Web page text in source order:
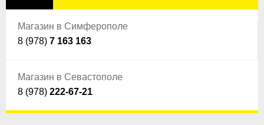
Магазин в Симферополе
8 (978) 7 163 163
Магазин в Севастополе
8 (978) 222-67-21